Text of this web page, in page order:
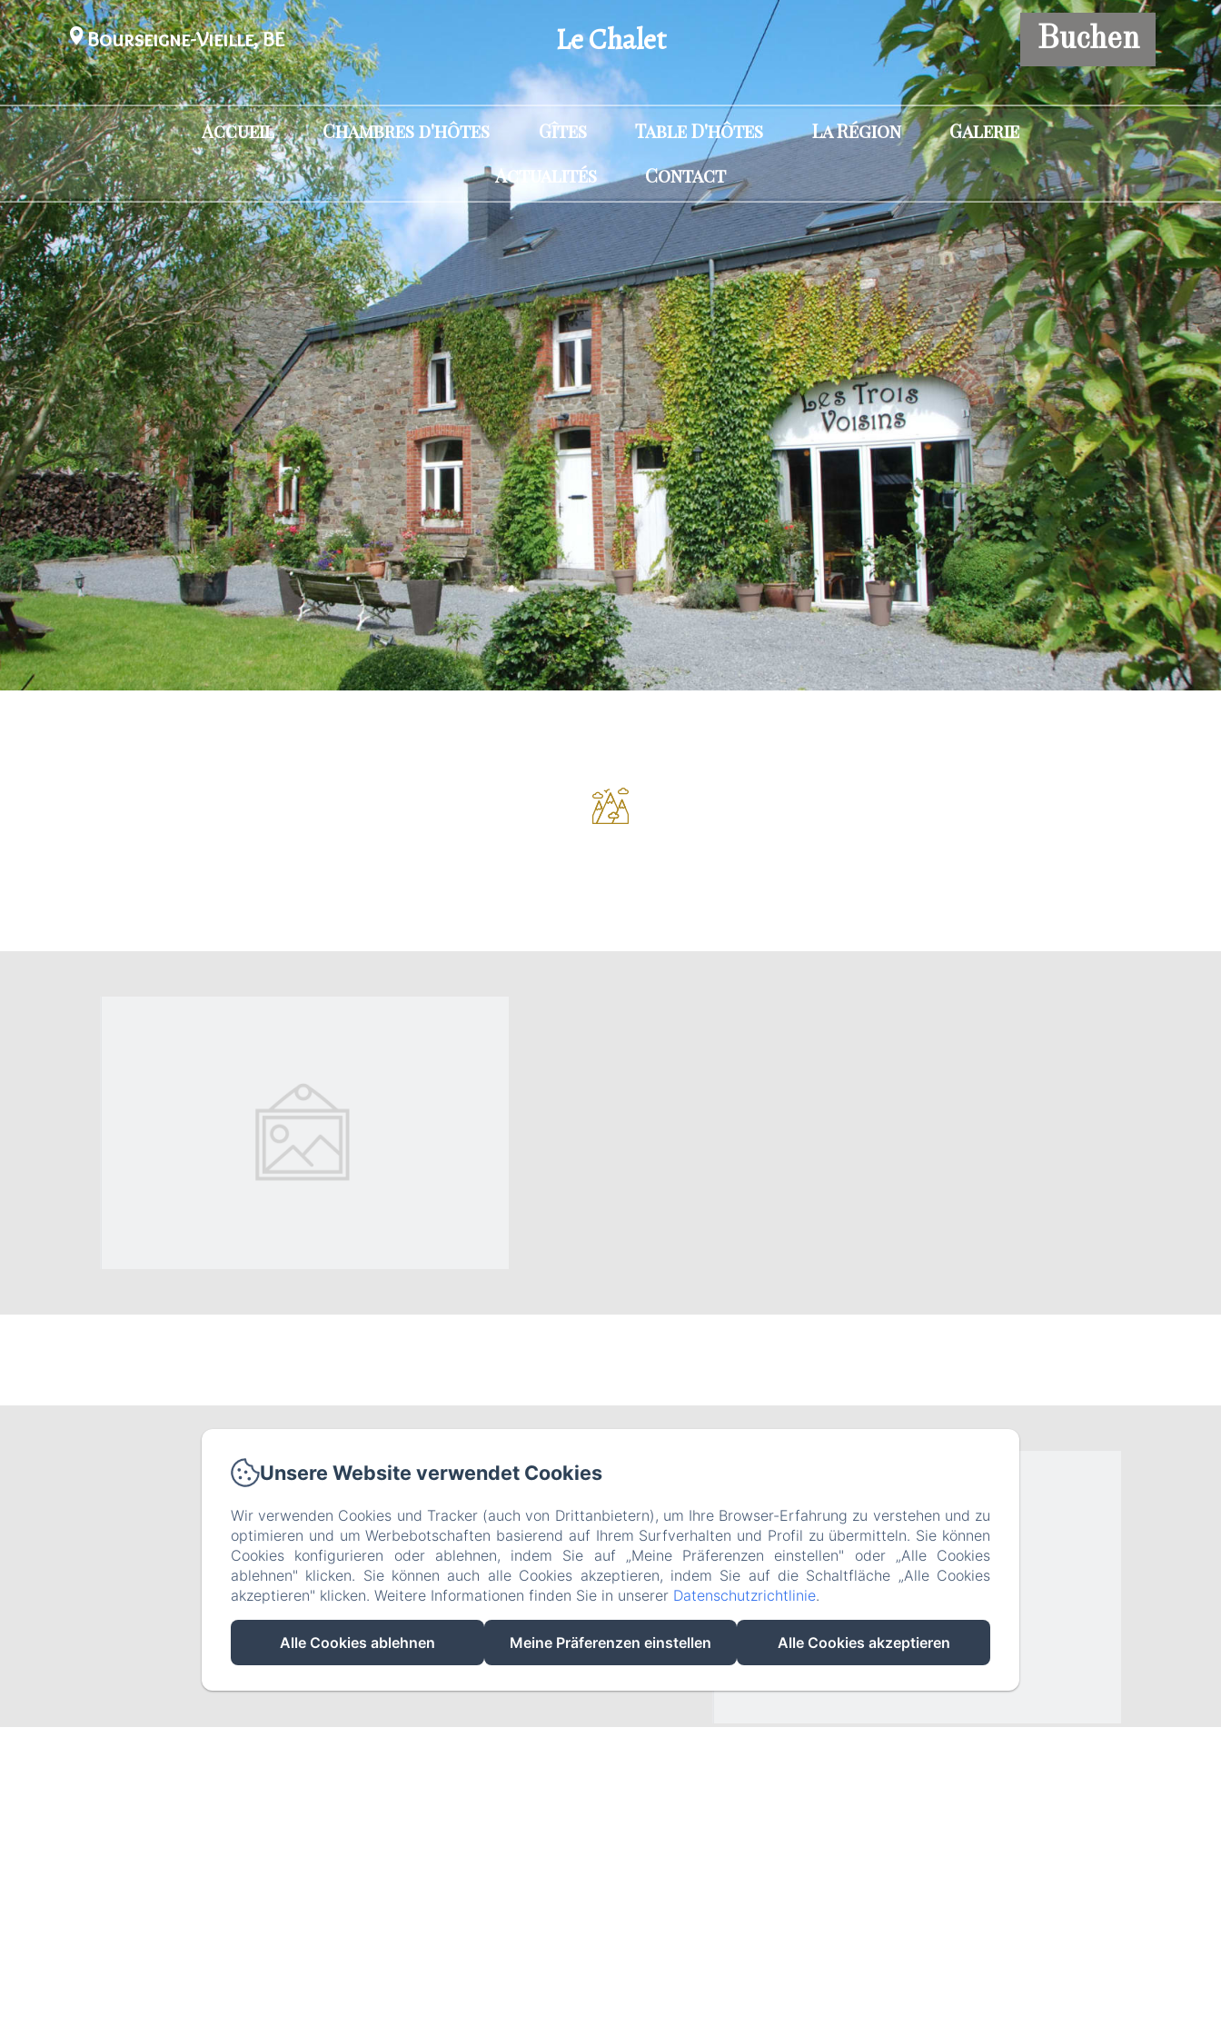
Bourseigne-Vieille, BE Le Chalet Buchen
Accueil Chambres d'hôtes Gîtes Table D'hôtes La Région
Galerie
Actualités
Contact
Unsere Website verwendet Cookies
Wir verwenden Cookies und Tracker (auch von Drittanbietern), um Ihre Browser-Erfahrung zu verstehen und zu
optimieren und um Werbebotschaften basierend auf Ihrem Surfverhalten und Profil zu übermitteln. Sie können
Cookies konfigurieren oder ablehnen, indem Sie auf „Meine Präferenzen einstellen" oder „Alle Cookies
ablehnen" klicken. Sie können auch alle Cookies akzeptieren, indem Sie auf die Schaltfläche „Alle Cookies
akzeptieren" klicken. Weitere Informationen finden Sie in unserer Datenschutzrichtlinie.
Alle Cookies ablehnen Meine Präferenzen einstellen Alle Cookies akzeptieren